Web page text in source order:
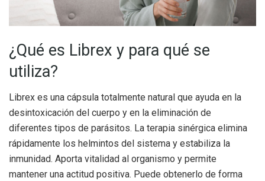
¿Qué es Librex y para qué se
utiliza?
Librex es una cápsula totalmente natural que ayuda en la
desintoxicación del cuerpo y en la eliminación de
diferentes tipos de parásitos. La terapia sinérgica elimina
rápidamente los helmintos del sistema y estabiliza la
inmunidad. Aporta vitalidad al organismo y permite
mantener una actitud positiva. Puede obtenerlo de forma